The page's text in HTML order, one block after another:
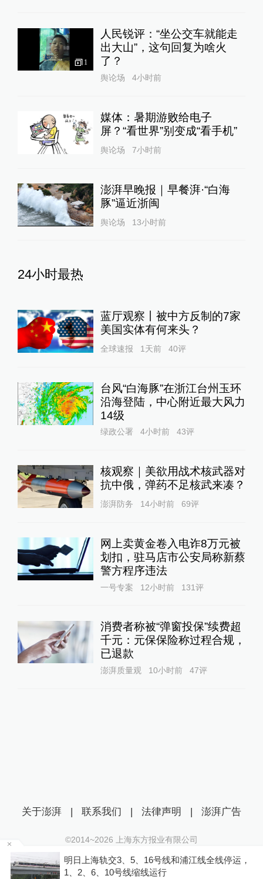
1
人民锐评：“坐公交车就能走
出大山”，这句回复为啥火
了？
舆论场 4小时前
媒体：暑期游败给电子
屏？“看世界”别变成“看手机”
舆论场 7小时前
澎湃早晚报｜早餐湃·“白海
豚”逼近浙闽
舆论场 13小时前
24小时最热
蓝厅观察丨被中方反制的7家
美国实体有何来头？
全球速报 1天前 40评
台风“白海豚”在浙江台州玉环
沿海登陆，中心附近最大风力
14级
绿政公署 4小时前 43评
核观察｜美欲用战术核武器对
抗中俄，弹药不足核武来凑？
澎湃防务 14小时前 69评
网上卖黄金卷入电诈8万元被
划扣，驻马店市公安局称新蔡
警方程序违法
一号专案 12小时前 131评
消费者称被“弹窗投保”续费超
千元：元保保险称过程合规，
已退款
澎湃质量观 10小时前 47评
明日上海轨交3、5、16号线和浦江线全线停运，
1、2、6、10号线缩线运行
关于澎湃 | 联系我们 | 法律声明 | 澎湃广告
©2014~2026 上海东方报业有限公司
沪ICP证：沪B2-20170116 | 沪ICP备14003370号
互联网新闻信息服务许可证：31120170006